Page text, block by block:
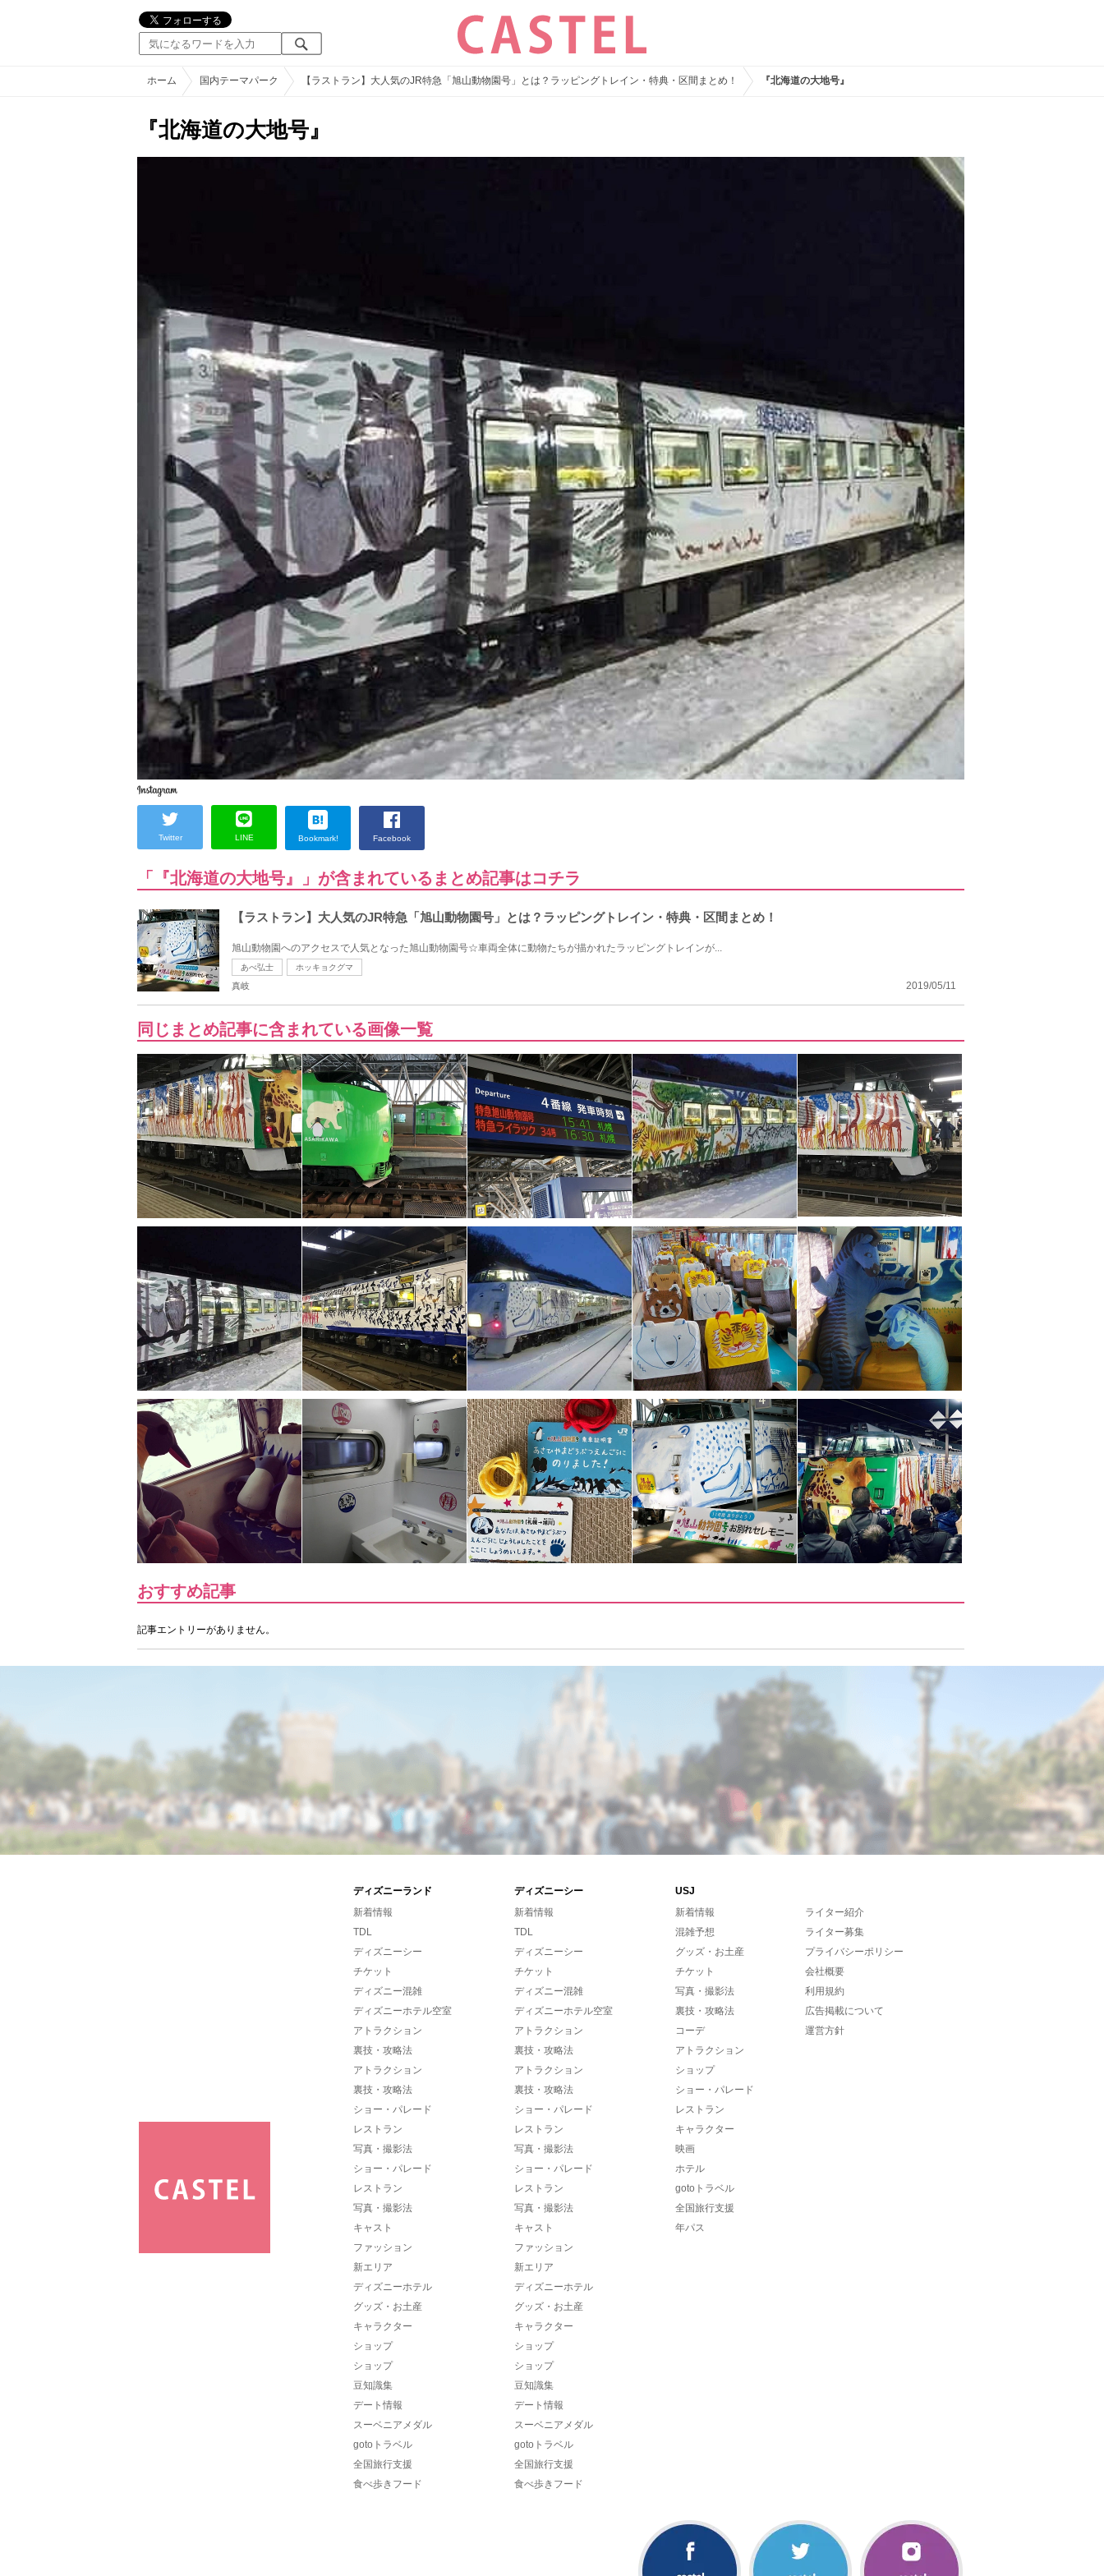
ホーム 国内テーマパーク 【ラストラン】大人気のJR特急「旭山動物園号」とは？ラッピングトレイン・特典・区間まとめ！ 『北海道の大地号』
『北海道の大地号』
Twitter LINE Bookmark! Facebook
「『北海道の大地号』」が含まれているまとめ記事はコチラ
【ラストラン】大人気のJR特急「旭山動物園号」とは？ラッピングトレイン・特典・区間まとめ！
旭山動物園へのアクセスで人気となった旭山動物園号☆車両全体に動物たちが描かれたラッピングトレインが...
あべ弘士 ホッキョクグマ
2019/05/11
真岐
同じまとめ記事に含まれている画像一覧
おすすめ記事
記事エントリーがありません。
ディズニーランド ディズニーシー
USJ
新着情報
TDL
ディズニーシー
チケット
ディズニー混雑
ディズニーホテル空室
アトラクション
裏技・攻略法
アトラクション
裏技・攻略法
ショー・パレード
レストラン
写真・撮影法
ショー・パレード
レストラン
写真・撮影法
キャスト
ファッション
新エリア
ディズニーホテル
グッズ・お土産
キャラクター
ショップ
ショップ
豆知識集
デート情報
スーベニアメダル
gotoトラベル
全国旅行支援
食べ歩きフード
新着情報
TDL
ディズニーシー
チケット
ディズニー混雑
ディズニーホテル空室
アトラクション
裏技・攻略法
アトラクション
裏技・攻略法
ショー・パレード
レストラン
写真・撮影法
ショー・パレード
レストラン
写真・撮影法
キャスト
ファッション
新エリア
ディズニーホテル
グッズ・お土産
キャラクター
ショップ
ショップ
豆知識集
デート情報
スーベニアメダル
gotoトラベル
全国旅行支援
食べ歩きフード
新着情報
混雑予想
グッズ・お土産
チケット
写真・撮影法
裏技・攻略法
コーデ
アトラクション
ショップ
ショー・パレード
レストラン
キャラクター
映画
ホテル
gotoトラベル
全国旅行支援
年パス
ライター紹介
ライター募集
プライバシーポリシー
会社概要
利用規約
広告掲載について
運営方針